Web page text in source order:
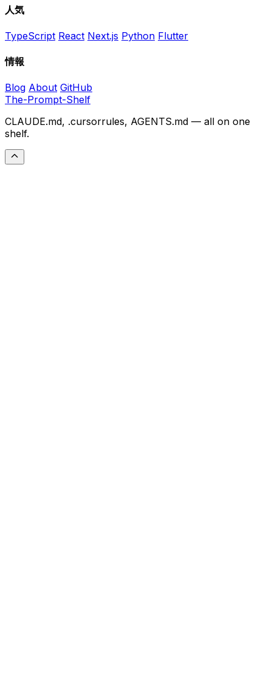
人気
TypeScript React Next.js Python Flutter
情報
Blog About GitHub
The-Prompt-Shelf
CLAUDE.md, .cursorrules, AGENTS.md — all on one
shelf.